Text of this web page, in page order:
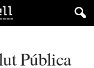
Pública